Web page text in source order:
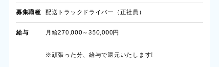
募集職種 配送トラックドライバー（正社員）
給与 月給270,000～350,000円
※頑張った分、給与で還元いたします!